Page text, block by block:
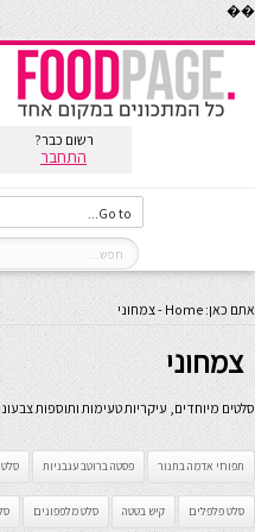
��
רשום כבר?
התחבר
אתם כאן: Home
-צמחוני
צמחוני
סלטים מיוחדים, עיקריות טעימות ותוספות
תפוחי אדמה בתנור פסטה ברוטב עגבניות סלט
סלט פלפלים קיש בטטה סלט מלפפונים